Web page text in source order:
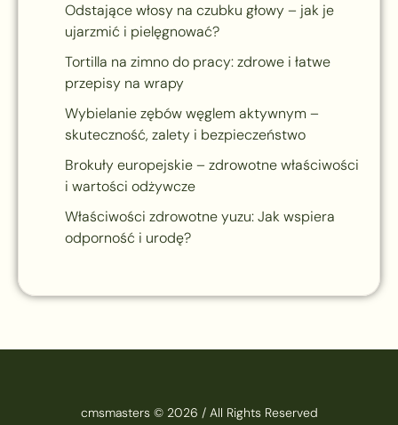
Odstające włosy na czubku głowy – jak je
ujarzmić i pielęgnować?
Tortilla na zimno do pracy: zdrowe i łatwe
przepisy na wrapy
Wybielanie zębów węglem aktywnym –
skuteczność, zalety i bezpieczeństwo
Brokuły europejskie – zdrowotne właściwości
i wartości odżywcze
Właściwości zdrowotne yuzu: Jak wspiera
odporność i urodę?
cmsmasters © 2026 / All Rights Reserved